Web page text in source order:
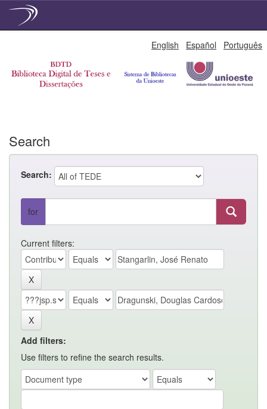
English Español Português
Search
Search:
for
Current filters:
Add filters:
Use filters to refine the search results.